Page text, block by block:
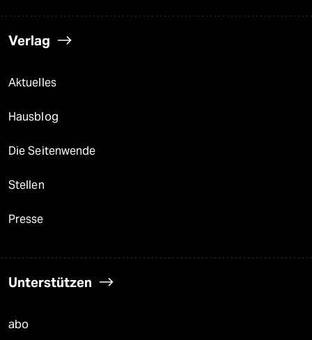
Verlag
Aktuelles
Hausblog
Die Seitenwende
Stellen
Presse
Unterstützen
abo